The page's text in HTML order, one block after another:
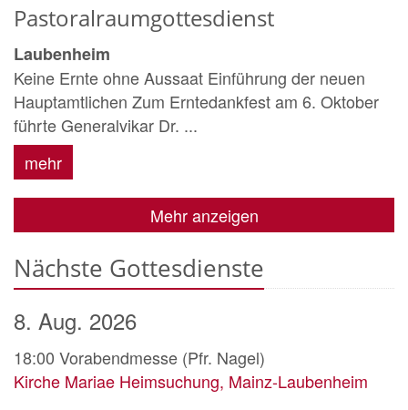
Pastoralraumgottesdienst
Laubenheim
Keine Ernte ohne Aussaat Einführung der neuen
Hauptamtlichen Zum Erntedankfest am 6. Oktober
führte Generalvikar Dr. ...
mehr
Mehr anzeigen
Nächste Gottesdienste
8. Aug. 2026
18:00 Vorabendmesse (Pfr. Nagel)
Kirche Mariae Heimsuchung, Mainz-Laubenheim